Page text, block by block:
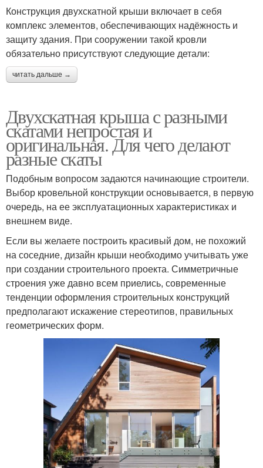
Конструкция двухскатной крыши включает в себя
комплекс элементов, обеспечивающих надёжность и
защиту здания. При сооружении такой кровли
обязательно присутствуют следующие детали:
читать дальше →
Двухскатная крыша с разными
скатами непростая и
оригинальная. Для чего делают
разные скаты
Подобным вопросом задаются начинающие строители.
Выбор кровельной конструкции основывается, в первую
очередь, на ее эксплуатационных характеристиках и
внешнем виде.
Если вы желаете построить красивый дом, не похожий
на соседние, дизайн крыши необходимо учитывать уже
при создании строительного проекта. Симметричные
строения уже давно всем приелись, современные
тенденции оформления строительных конструкций
предполагают искажение стереотипов, правильных
геометрических форм.